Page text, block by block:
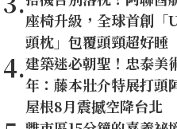
座椅升級，全球首創
頭枕」包覆頭頸超好睡
4.建築迷必朝聖！忠泰美
年：藤本壯介特展打頭
屋根8月震撼空降台北